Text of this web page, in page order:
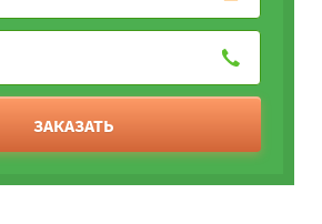
ЗАКАЗАТЬ